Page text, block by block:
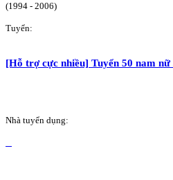
(1994 - 2006)
Tuyển:
[Hỗ trợ cực nhiều] Tuyển 50 nam
Nhà tuyển dụng: